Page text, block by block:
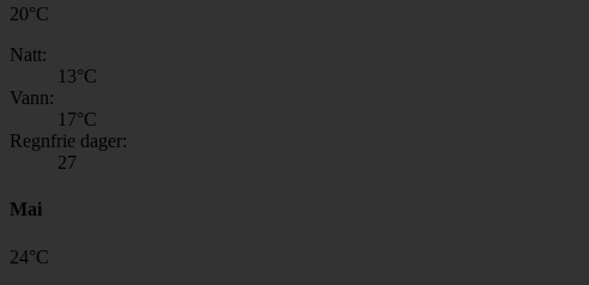
20°C
Natt:
13°C
Vann:
17°C
Regnfrie dager:
27
Mai
24°C